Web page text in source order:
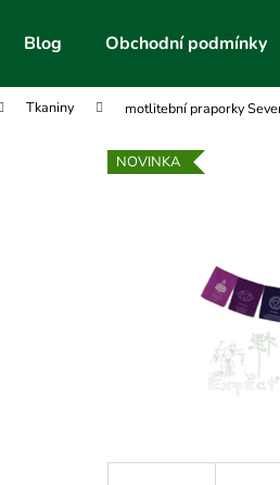
Blog Obchodní podmínky
Tkaniny motlitební praporky
NOVINKA
Co